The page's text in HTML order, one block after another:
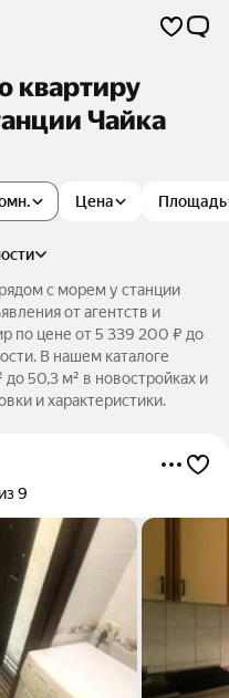
квартиру
Чайка
Цена Площадь
с морем у станции
от агентств и
по цене от 5 339 200 ₽ до
В нашем каталоге
50,3 м² в новостройках и
и характеристики.
9